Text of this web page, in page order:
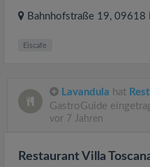
Bahnhofstraße 19, 09618
Eiscafe
Lavandula hat
GastroGuide
vor 7 Jahren
Restaurant Villa